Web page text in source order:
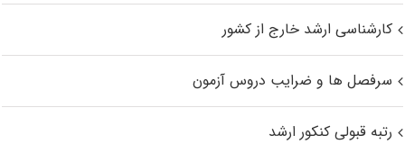
کارشناسی ارشد خارج از کشور
سرفصل ها و ضرایب دروس آزمون
رتبه قبولی کنکور ارشد